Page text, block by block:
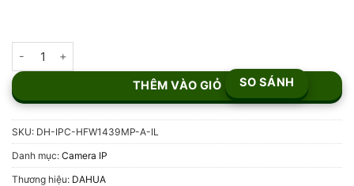
THÊM VÀO GIỎ SO SÁNH
SKU: DH-IPC-HFW1439MP-A-IL
Danh mục: Camera IP
Thương hiệu: DAHUA